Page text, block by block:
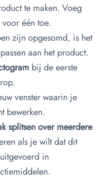
te maken. Voeg
één toe.
zijn opgesomd, is het
aan het product.
bij de eerste
venster waarin je
bewerken.
splitsen over meerdere
als je wilt dat dit
in